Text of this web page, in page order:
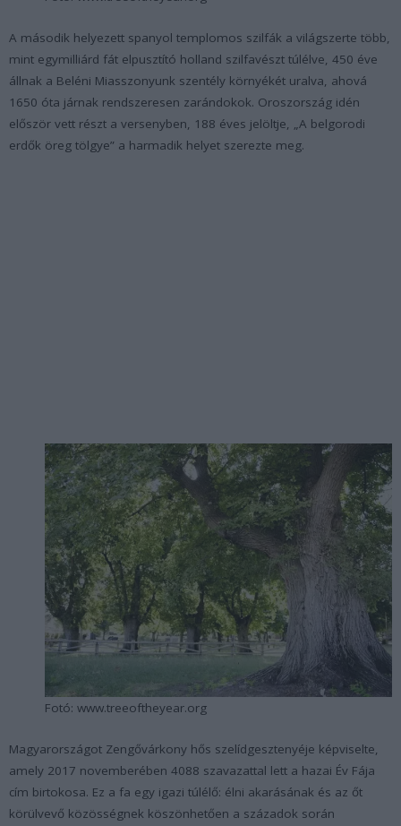
A második helyezett spanyol templomos szilfák a világszerte több,
mint egymilliárd fát elpusztító holland szilfavészt túlélve, 450 éve
állnak a Beléni Miasszonyunk szentély környékét uralva, ahová
1650 óta járnak rendszeresen zarándokok. Oroszország idén
először vett részt a versenyben, 188 éves jelöltje, „A belgorodi
erdők öreg tölgye” a harmadik helyet szerezte meg.
Fotó: www.treeoftheyear.org
Magyarországot Zengővárkony hős szelídgesztenyéje képviselte,
amely 2017 novemberében 4088 szavazattal lett a hazai Év Fája
cím birtokosa. Ez a fa egy igazi túlélő: élni akarásának és az őt
körülvevő közösségnek köszönhetően a századok során